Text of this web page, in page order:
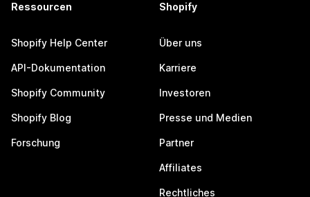
Ressourcen
Shopify Help Center
API-Dokumentation
Shopify Community
Shopify Blog
Forschung
Shopify
Über uns
Karriere
Investoren
Presse und Medien
Partner
Affiliates
Rechtliches